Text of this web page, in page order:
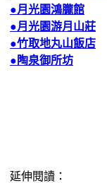
●月光園鴻朧館
●月光園游月山莊
●竹取地丸山飯店
●陶泉御所坊
延伸閱讀：